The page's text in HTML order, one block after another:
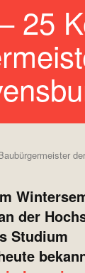
25
der
Studium